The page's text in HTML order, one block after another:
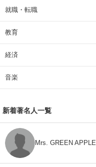
就職・転職
教育
経済
音楽
新着著名人一覧
Mrs. GREEN APPLE